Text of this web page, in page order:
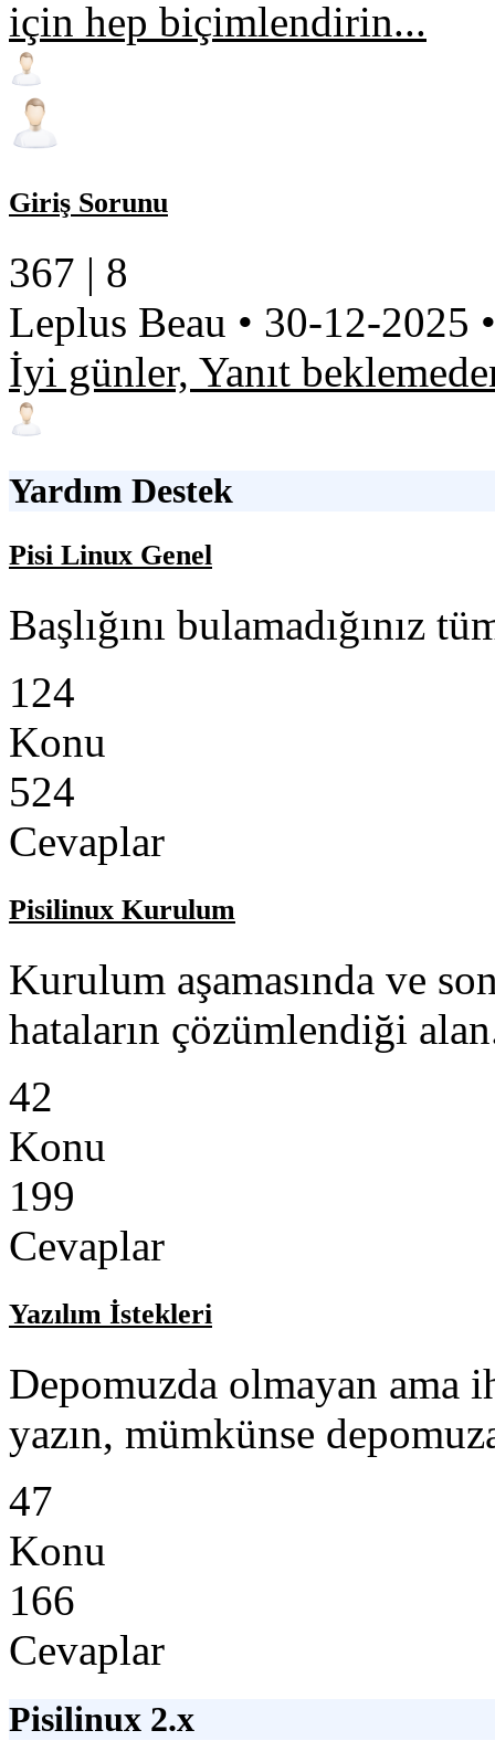
için hep biçimlendirin...
Giriş Sorunu
367 | 8
Leplus Beau • 30-12-2025 •
İyi günler, Yanıt
Yardım Destek
Pisi Linux Genel
Başlığını bulamadığınız
124
Konu
524
Cevaplar
Pisilinux Kurulum
Kurulum aşamasında ve
hataların çözümlendiği
42
Konu
199
Cevaplar
Yazılım İstekleri
Depomuzda olmayan ama
yazın, mümkünse
47
Konu
166
Cevaplar
Pisilinux 2.x